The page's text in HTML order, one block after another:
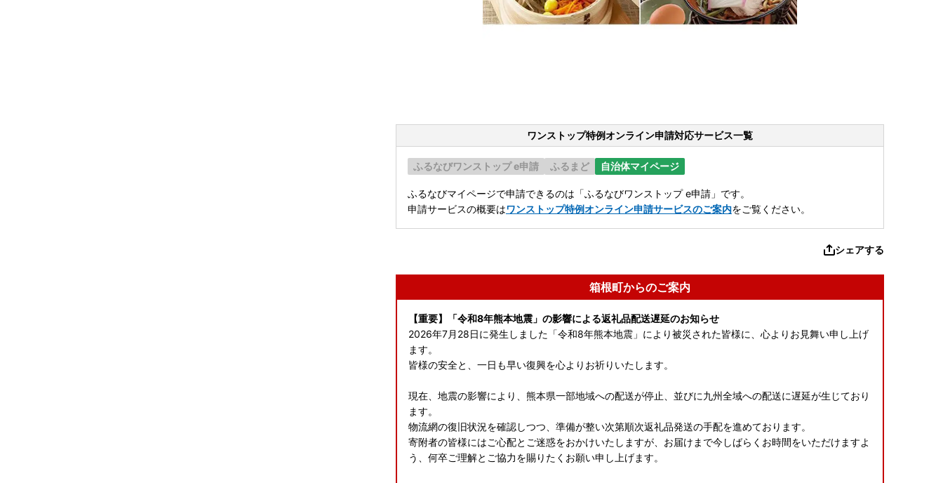
ワンストップ特例オンライン申請対応サービス一覧
ふるなびワンストップ e申請 ふるまど 自治体マイページ
ふるなびマイページで申請できるのは「ふるなびワンストップ e申請」です。
申請サービスの概要はワンストップ特例オンライン申請サービスのご案内をご覧ください。
シェアする
箱根町からのご案内
【重要】「令和8年熊本地震」の影響による返礼品配送遅延のお知らせ
2026年7月28日に発生しました「令和8年熊本地震」により被災された皆様に、心よりお見舞い申し上げ
ます。
皆様の安全と、一日も早い復興を心よりお祈りいたします。
現在、地震の影響により、熊本県一部地域への配送が停止、並びに九州全域への配送に遅延が生じており
ます。
物流網の復旧状況を確認しつつ、準備が整い次第順次返礼品発送の手配を進めております。
寄附者の皆様にはご心配とご迷惑をおかけいたしますが、お届けまで今しばらくお時間をいただけますよ
う、何卒ご理解とご協力を賜りたくお願い申し上げます。